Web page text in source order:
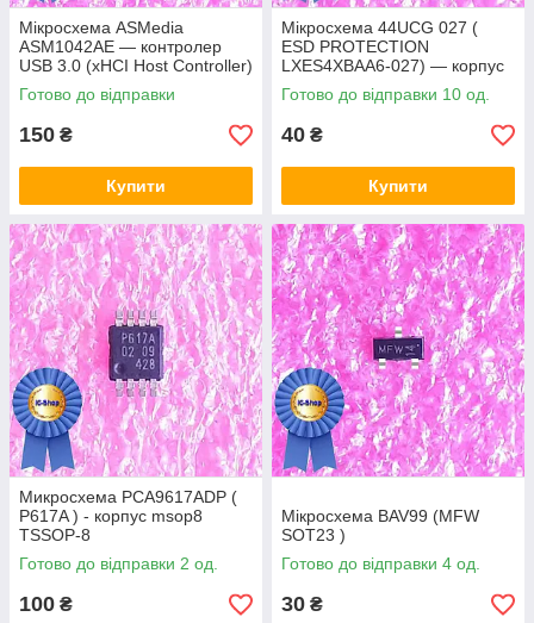
Мікросхема ASMedia
ASM1042AE — контролер
USB 3.0 (xHCI Host Controller)
Готово до відправки
150 ₴
Купити
Мікросхема 44UCG 027 (
ESD PROTECTION
LXES4XBAA6-027) — корпус
msop8
Готово до відправки 10 од.
40 ₴
Купити
Микросхема PCA9617ADP (
P617A ) - корпус msop8
TSSOP-8
Готово до відправки 2 од.
100 ₴
Мікросхема BAV99 (MFW
SOT23 )
Готово до відправки 4 од.
30 ₴